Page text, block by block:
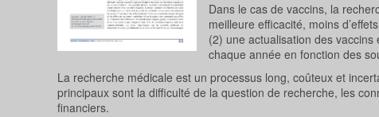
Dans le cas de vaccins, la
meilleure efficacité, moins
(2) une actualisation des
chaque année en fonction des
La recherche médicale est un processus long, coûteux et
principaux sont la difficulté de la question de recherche, les
financiers.